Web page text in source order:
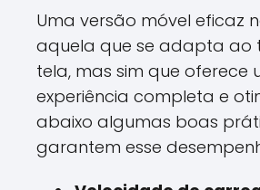
Uma versão móvel eficaz
aquela que se adapta ao
tela, mas sim que oferece
experiência completa e
abaixo algumas boas
garantem esse